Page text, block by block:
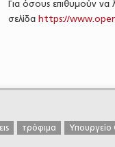
Για όσους επιθυμούν
σελίδα https://
τρόφιμα Υπουργείο